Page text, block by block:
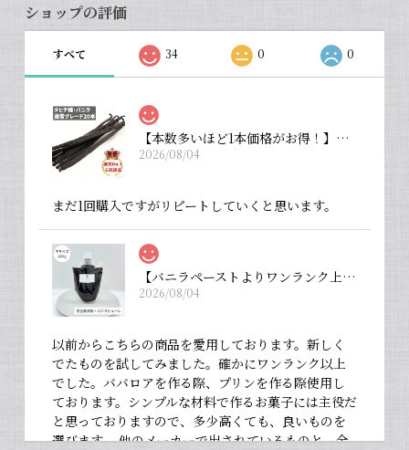
ショップの評価
すべて 34 0 0
【本数多いほど1本価格がお得！】【タヒチ種・通常グレード 13cm・バニラビーンズ・20本】
2026/08/04
まだ1回購入ですがリピートしていくと思います。
【バニラペーストよりワンランク上の天然の香り】【揮発成分が無いため加熱しても香りが揮発しない優れもの！】完全無添加・バニラピューレ（内容量：中サイズ 200 g）
2026/08/04
以前からこちらの商品を愛用しております。新しく
でたものを試してみました。確かにワンランク以上
でした。ババロアを作る際、プリンを作る際使用し
ております。シンプルな材料で作るお菓子には主役だ
と思っておりますので、多少高くても、良いものを
選びます。 他のメーカーで出されているものと、全